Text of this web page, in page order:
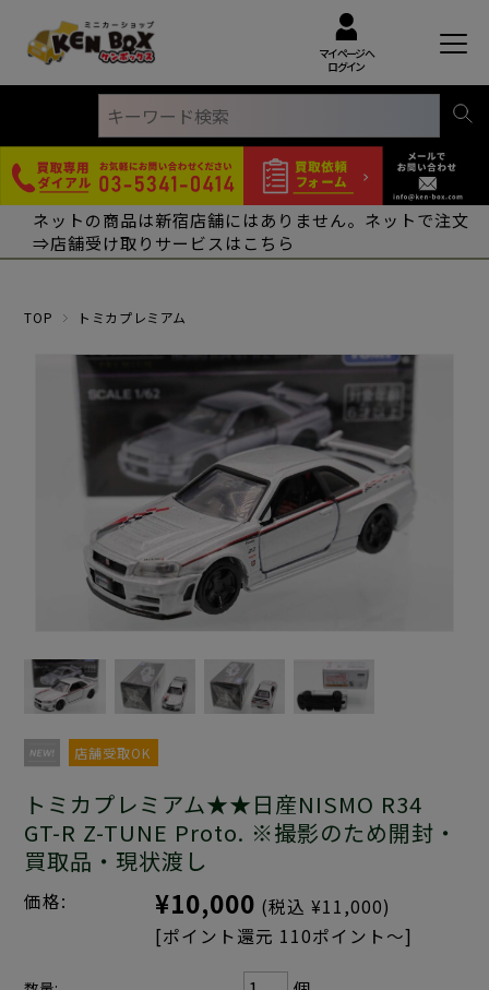
マイページへ
ログイン
ネットの商品は新宿店舗にはありません。ネットで注文
⇒店舗受け取りサービスはこちら
TOP トミカプレミアム
店舗受取OK
トミカプレミアム★★日産NISMO R34
GT-R Z-TUNE Proto. ※撮影のため開封・
買取品・現状渡し
価格: ¥10,000 (税込 ¥11,000)
[ポイント還元 110ポイント～]